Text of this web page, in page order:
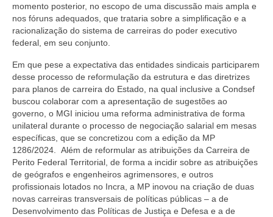
momento posterior, no escopo de uma discussão mais ampla e
nos fóruns adequados, que trataria sobre a simplificação e a
racionalização do sistema de carreiras do poder executivo
federal, em seu conjunto.
Em que pese a expectativa das entidades sindicais participarem
desse processo de reformulação da estrutura e das diretrizes
para planos de carreira do Estado, na qual inclusive a Condsef
buscou colaborar com a apresentação de sugestões ao
governo, o MGI iniciou uma reforma administrativa de forma
unilateral durante o processo de negociação salarial em mesas
específicas, que se concretizou com a edição da MP
1286/2024. Além de reformular as atribuições da Carreira de
Perito Federal Territorial, de forma a incidir sobre as atribuições
de geógrafos e engenheiros agrimensores, e outros
profissionais lotados no Incra, a MP inovou na criação de duas
novas carreiras transversais de políticas públicas – a de
Desenvolvimento das Políticas de Justiça e Defesa e a de